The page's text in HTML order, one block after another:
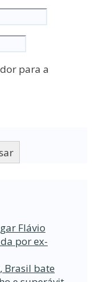
para a
Flávio
por ex-
Brasil bate